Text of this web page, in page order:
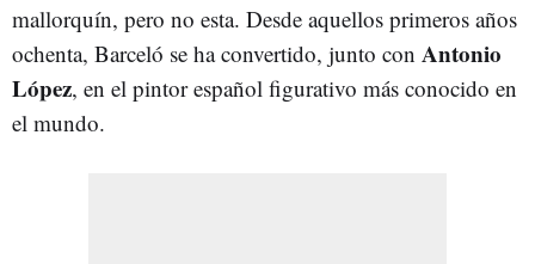
mallorquín, pero no esta. Desde aquellos primeros años
ochenta, Barceló se ha convertido, junto con Antonio
López, en el pintor español figurativo más conocido en
el mundo.